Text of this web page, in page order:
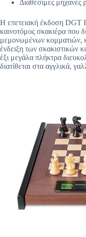
Διαθέσιμες μηχανές
Η επετειακή έκδοση DGT
καινοτόμος σκακιέρα που
μεμονωμένων κομματιών,
ένδειξη των σκακιστικών
έξι μεγάλα πλήκτρα
διατίθεται στα αγγλικά,